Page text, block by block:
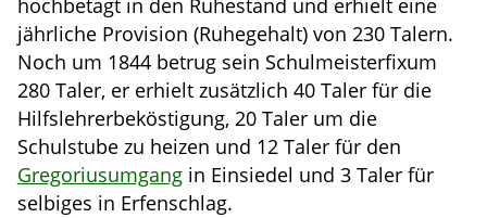
hochbetagt in den Ruhestand und erhielt eine
jährliche Provision (Ruhegehalt) von 230 Talern.
Noch um 1844 betrug sein Schulmeisterfixum
280 Taler, er erhielt zusätzlich 40 Taler für die
Hilfslehrerbeköstigung, 20 Taler um die
Schulstube zu heizen und 12 Taler für den
Gregoriusumgangin Einsiedel und 3 Taler für
selbiges in Erfenschlag.